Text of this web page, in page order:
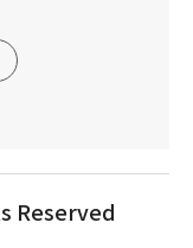
Reserved